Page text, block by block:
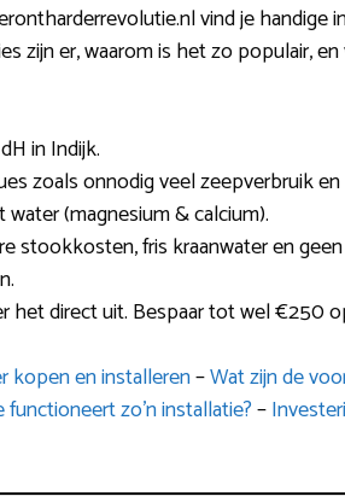
vind je handige
zijn er, waarom is het zo populair,
in Indijk.
zoals onnodig veel zeepverbruik
(magnesium & calcium).
stookkosten, fris kraanwater en
het direct uit. Bespaar tot wel €250
kopen en installeren–Wat zijn de
functioneert zo’n installatie?–